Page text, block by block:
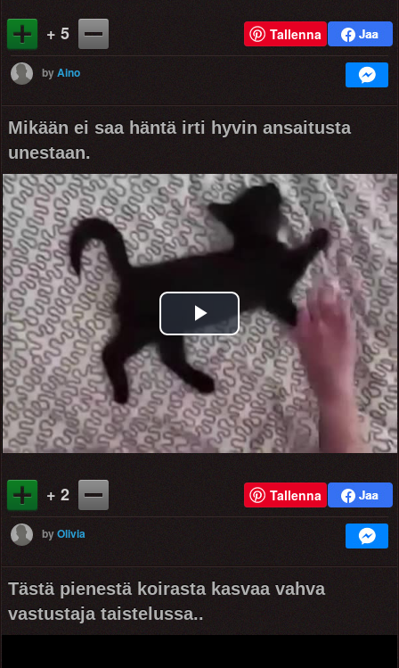
+ 5 Tallenna
byAino
Mikään ei saa häntä irti hyvin ansaitusta
unestaan.
Play
Video
+ 2 Tallenna
byOlivia
Tästä pienestä koirasta kasvaa vahva
vastustaja taistelussa..